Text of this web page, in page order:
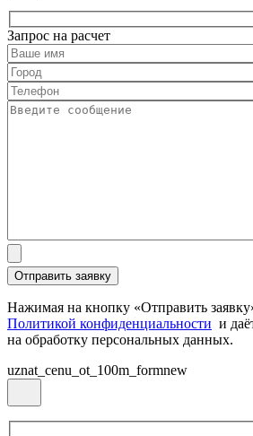
Запрос на расчет
Нажимая на кнопку «Отправить
Политикой конфиденциальности и
на обработку персональных данных.
uznat_cenu_ot_100m_formnew